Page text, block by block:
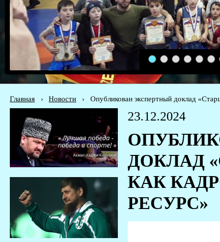
1 2 3 4 5 6
Главная › Новости › Опубликован экспертный доклад
23.12.2024
ДОКЛАД
КАК
РЕСУРС»